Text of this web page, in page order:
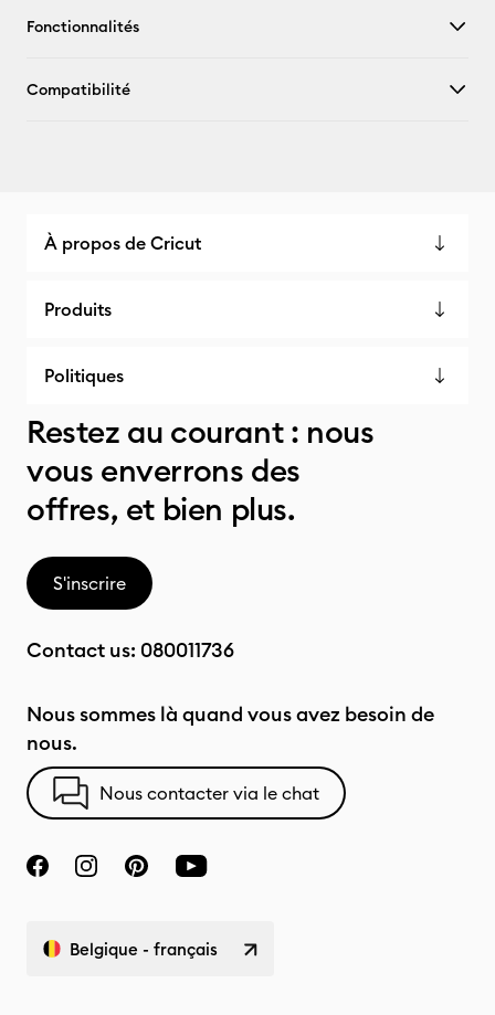
Fonctionnalités
Compatibilité
À propos de Cricut
Produits
Politiques
Restez au courant : nous
vous enverrons des
offres, et bien plus.
S'inscrire
Contact us: 080011736
Nous sommes là quand vous avez besoin de
nous.
Nous contacter via le chat
Belgique - français